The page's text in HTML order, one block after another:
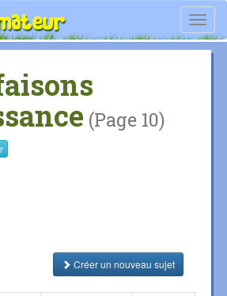
(Page 10)
Créer un nouveau sujet